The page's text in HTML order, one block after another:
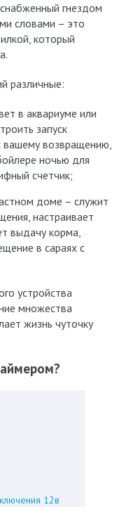
гнездом
словами – это
который
различные:
в аквариуме или
запуск
вашему возвращению,
ночью для
счетчик;
доме – служит
настраивает
выдачу корма,
в сараях с
устройства
множества
жизнь чуточку
12в